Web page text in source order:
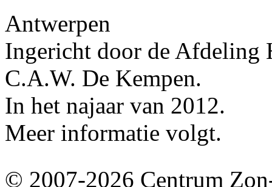
Antwerpen
Ingericht door de Afdeling
C.A.W. De Kempen.
In het najaar van 2012.
Meer informatie volgt.
© 2007-2026 Centrum